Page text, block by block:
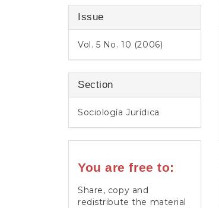
Issue
Vol. 5 No. 10 (2006)
Section
Sociología Jurídica
You are free to:
Share, copy and
redistribute the material